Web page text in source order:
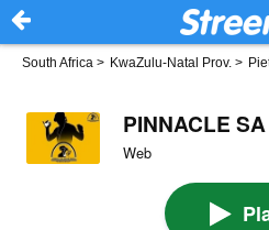
South Africa > KwaZulu-Natal Prov. >
PINNACLE
Web